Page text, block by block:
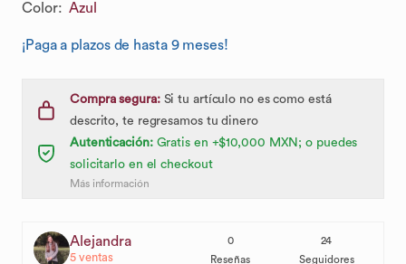
Color: Azul
¡Paga a plazos de hasta 9 meses!
Compra segura:Si tu artículo no es como está
descrito, te regresamos tu dinero
Autenticación:Gratis en +$10,000 MXN; o puedes
solicitarlo en el checkout
Más información
Alejandra
5ventas
0
Reseñas
24
Seguidores